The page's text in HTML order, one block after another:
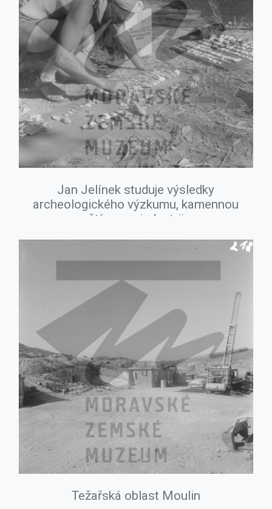
Jan Jelínek studuje výsledky
archeologického výzkumu, kamennou
štípanou industrii
Težařská oblast Moulin